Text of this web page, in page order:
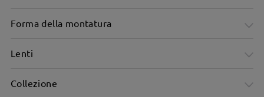
Forma della montatura
Lenti
Collezione